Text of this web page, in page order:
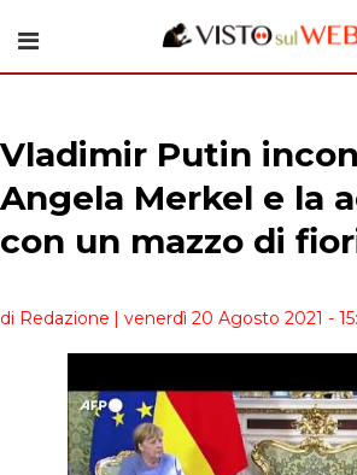
Vladimir Putin
Angela Merkel e la
con un mazzo di
di Redazione | venerdì 20 Agosto 2021 -